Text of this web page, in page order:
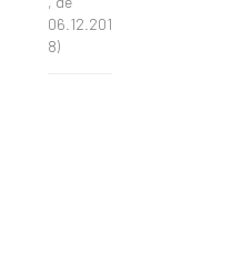
06.12.201
8)